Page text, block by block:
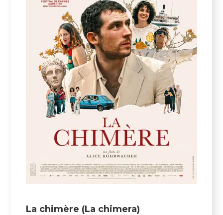
La chimère (La chimera)